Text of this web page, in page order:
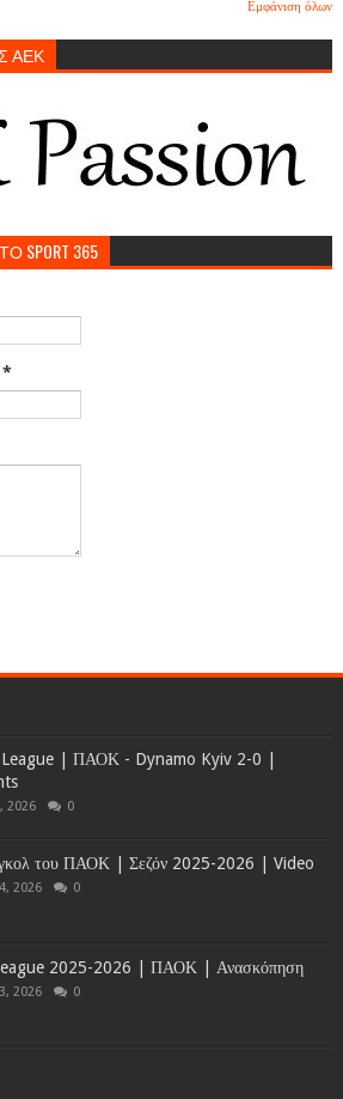
Εμφάνιση όλων
ΑΕΚ
SPORT 365
*
League | ΠΑΟΚ - Dynamo Kyiv 2-0 |
2026 0
του ΠΑΟΚ | Σεζόν 2025-2026 | Video
2026 0
2025-2026 | ΠΑΟΚ | Ανασκόπηση
2026 0